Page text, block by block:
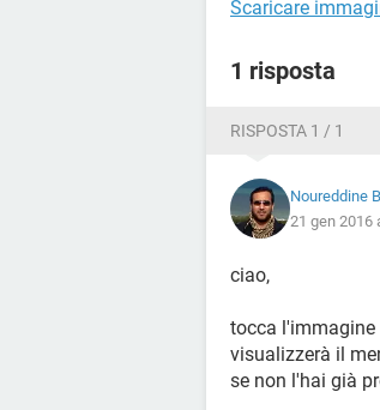
Scaricare
1 risposta
RISPOSTA 1 / 1
Noureddine
21 gen 2016
ciao,
tocca l'immagine
visualizzerà il
se non l'hai già